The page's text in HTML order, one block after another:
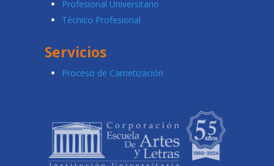
Profesional Universitario
Técnico Profesional
Servicios
Proceso de Carnetización